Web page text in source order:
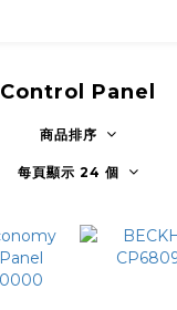
Control Panel
商品排序
每頁顯示 24 個